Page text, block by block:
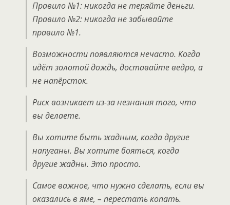
Правило №1: никогда не теряйте деньги.
Правило №2: никогда не забывайте
правило №1.
Возможности появляются нечасто. Когда
идёт золотой дождь, доставайте ведро, а
не напёрсток.
Риск возникает из-за незнания того, что
вы делаете.
Вы хотите быть жадным, когда другие
напуганы. Вы хотите бояться, когда
другие жадны. Это просто.
Самое важное, что нужно сделать, если вы
оказались в яме, – перестать копать.